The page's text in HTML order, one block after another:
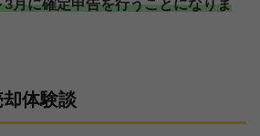
月に確定申告を行うことになりま
体験談